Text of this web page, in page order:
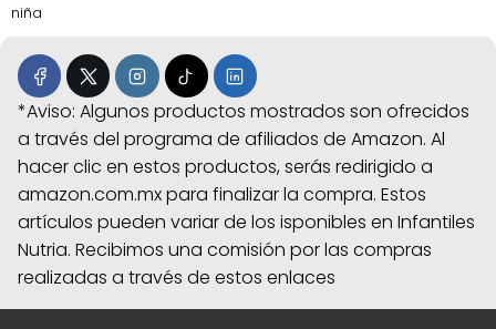
niña
*Aviso: Algunos productos mostrados son ofrecidos
a través del programa de afiliados de Amazon. Al
hacer clic en estos productos, serás redirigido a
amazon.com.mx para finalizar la compra. Estos
artículos pueden variar de los isponibles en Infantiles
Nutria. Recibimos una comisión por las compras
realizadas a través de estos enlaces